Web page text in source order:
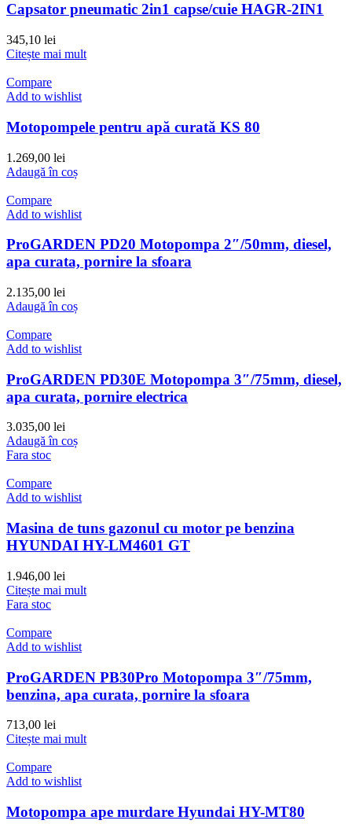
Capsator pneumatic 2in1 capse/cuie HAGR-2IN1
345,10 lei
Citește mai mult
Compare
Add to wishlist
Motopompele pentru apă curată KS 80
1.269,00 lei
Adaugă în coș
Compare
Add to wishlist
ProGARDEN PD20 Motopompa 2″/50mm, diesel,
apa curata, pornire la sfoara
2.135,00 lei
Adaugă în coș
Compare
Add to wishlist
ProGARDEN PD30E Motopompa 3″/75mm, diesel,
apa curata, pornire electrica
3.035,00 lei
Adaugă în coș
Fara stoc
Compare
Add to wishlist
Masina de tuns gazonul cu motor pe benzina
HYUNDAI HY-LM4601 GT
1.946,00 lei
Citește mai mult
Fara stoc
Compare
Add to wishlist
ProGARDEN PB30Pro Motopompa 3″/75mm,
benzina, apa curata, pornire la sfoara
713,00 lei
Citește mai mult
Compare
Add to wishlist
Motopompa ape murdare Hyundai HY-MT80